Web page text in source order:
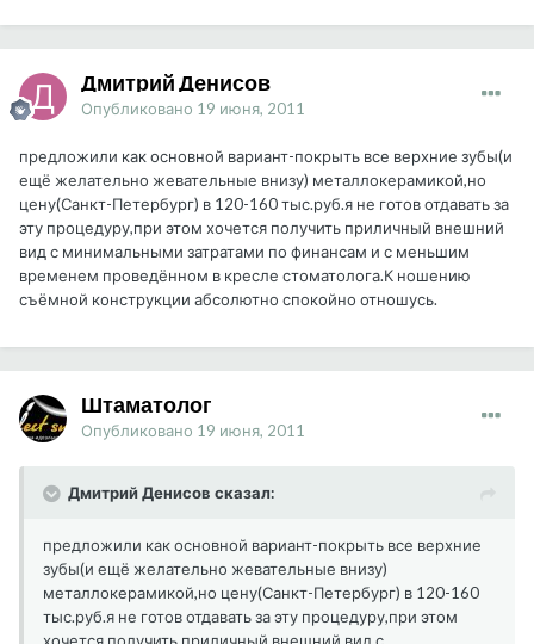
Дмитрий Денисов
Опубликовано 19 июня, 2011
предложили как основной вариант-покрыть все верхние зубы(и
ещё желательно жевательные внизу) металлокерамикой,но
цену(Санкт-Петербург) в 120-160 тыс.руб.я не готов отдавать за
эту процедуру,при этом хочется получить приличный внешний
вид с минимальными затратами по финансам и с меньшим
временем проведённом в кресле стоматолога.К ношению
съёмной конструкции абсолютно спокойно отношусь.
Штаматолог
Опубликовано 19 июня, 2011
Дмитрий Денисов сказал:
предложили как основной вариант-покрыть все верхние
зубы(и ещё желательно жевательные внизу)
металлокерамикой,но цену(Санкт-Петербург) в 120-160
тыс.руб.я не готов отдавать за эту процедуру,при этом